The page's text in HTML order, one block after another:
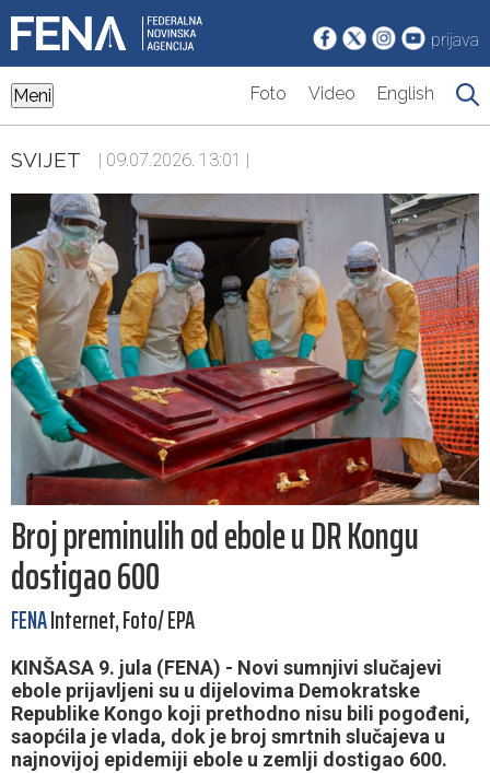
prijava
Meni Foto Video English
SVIJET | 09.07.2026. 13:01 |
Broj preminulih od ebole u DR Kongu
dostigao 600
FENAInternet, Foto/ EPA
KINŠASA 9. jula (FENA) - Novi sumnjivi slučajevi
ebole prijavljeni su u dijelovima Demokratske
Republike Kongo koji prethodno nisu bili pogođeni,
saopćila je vlada, dok je broj smrtnih slučajeva u
najnovijoj epidemiji ebole u zemlji dostigao 600.